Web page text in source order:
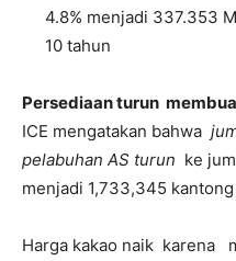
4.8% menjadi 337.353
10 tahun
Persediaan turun
ICE mengatakan bahwa
pelabuhan AS turun ke
menjadi 1,733,345
Harga kakao naik karena